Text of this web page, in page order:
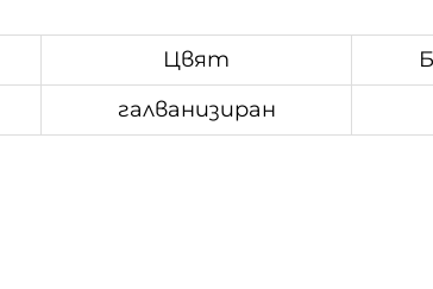
Цвят
галванизиран